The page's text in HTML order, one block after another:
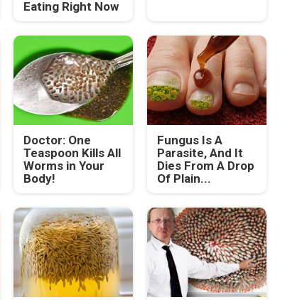
Eating Right Now
Doctor: One
Teaspoon Kills All
Worms in Your
Body!
Fungus Is A
Parasite, And It
Dies From A Drop
Of Plain...